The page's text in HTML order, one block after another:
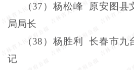
（37 ）杨松峰
原安图县
局局长
（38 ）杨胜利
长春市九
记